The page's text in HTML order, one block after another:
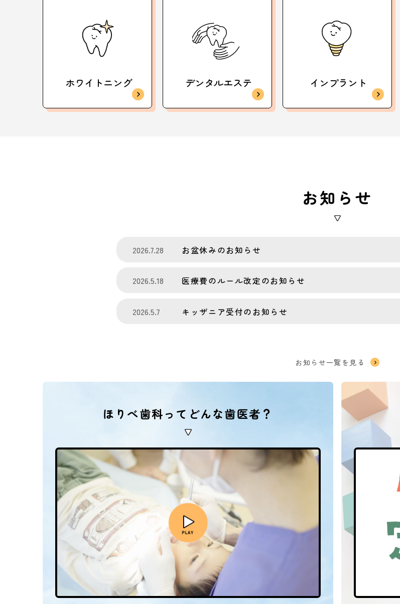
ホワイトニング デンタルエステ インプラント
お知らせ
2026.7.28 お盆休みのお知らせ
2026.5.18 医療費のルール改定のお知らせ
2026.5.7 キッザニア受付のお知らせ
お知らせ一覧を見る
ほりべ歯科ってどんな歯医者？